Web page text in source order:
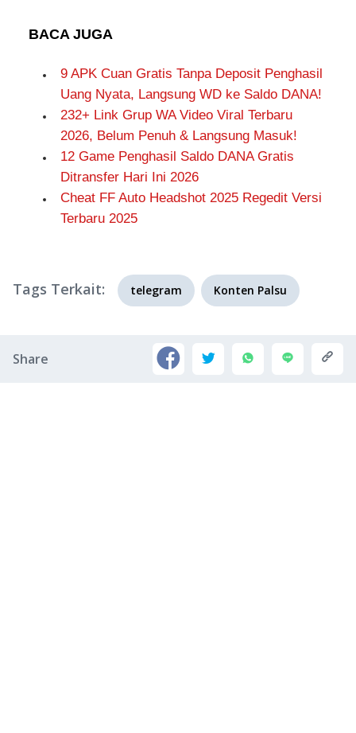
BACA JUGA
9 APK Cuan Gratis Tanpa Deposit Penghasil
Uang Nyata, Langsung WD ke Saldo DANA!
232+ Link Grup WA Video Viral Terbaru
2026, Belum Penuh & Langsung Masuk!
12 Game Penghasil Saldo DANA Gratis
Ditransfer Hari Ini 2026
Cheat FF Auto Headshot 2025 Regedit Versi
Terbaru 2025
Tags Terkait: telegram Konten Palsu
Share